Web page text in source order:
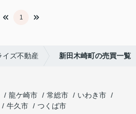
1
イズ不動産 新田木崎町の売買一覧
龍ケ崎市 常総市
いわき市
牛久市
つくば市